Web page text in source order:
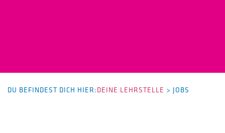
DU BEFINDEST DICH HIER:DEINE LEHRSTELLE > JOBS